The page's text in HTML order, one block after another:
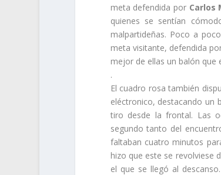
meta defendida por Carlos
quienes se sentían
malpartideñas. Poco a
meta visitante, defendida
mejor de ellas un balón
.
El cuadro rosa también
eléctronico, destacando un
tiro desde la frontal. Las
segundo tanto del
faltaban cuatro minutos
hizo que este se revolviese
el que se llegó al descanso.